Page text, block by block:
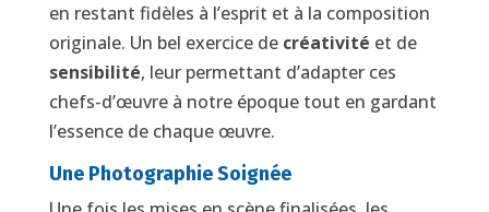
en restant fidèles à l’esprit et à la composition
originale. Un bel exercice de créativité et de
sensibilité, leur permettant d’adapter ces
chefs-d’œuvre à notre époque tout en gardant
l’essence de chaque œuvre.
Une Photographie Soignée